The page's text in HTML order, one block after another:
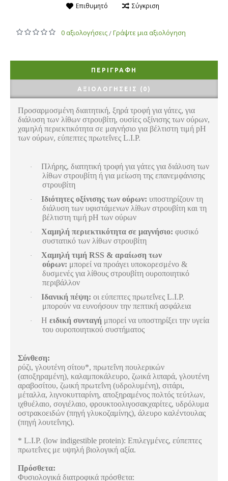
Επιθυμητό Σύγκριση
0 αξιολογήσεις/Γράψτε μια αξιολόγηση
ΠΕΡΙΓΡΑΦΉ
ΑΞΙΟΛΟΓΉΣΕΙΣ (0)
Προσαρμοσμένη διαιτητική, ξηρά τροφή για γάτες, για
διάλυση των λίθων στρουβίτη, ουσίες οξίνισης των ούρων,
χαμηλή περιεκτικότητα σε μαγνήσιο για βέλτιστη τιμή pH
των ούρων, εύπεπτες πρωτεΐνες L.I.P.
·
Πλήρης, διατητική τροφή για γάτες για διάλυση των
λίθων στρουβίτη ή για μείωση της επανεμφάνισης
στρουβίτη
· Ιδιότητες οξίνισης των ούρων: υποστηρίζουν τη
διάλυση των υφιστάμενων λίθων στρουβίτη και τη
βέλτιστη τιμή pH των ούρων
· Χαμηλή περιεκτικότητα σε μαγνήσιο: φυσικό
συστατικό των λίθων στρουβίτη
·
Χαμηλή τιμή RSS & αραίωση των
ούρων: μπορεί να προάγει υποκορεσμένο &
δυσμενές για λίθους στρουβίτη ουροποιητικό
περιβάλλον
· Ιδανική πέψη: οι εύπεπτες πρωτεΐνες L.I.P.
μπορούν να ευνοήσουν την πεπτική ασφάλεια
· Η ειδική συνταγή μπορεί να υποστηρίξει την υγεία
του ουροποιητικού συστήματος
Σύνθεση:
ρύζι, γλουτένη σίτου*, πρωτεΐνη πουλερικών
(αποξηραμένη), καλαμποκάλευρο, ζωικά λιπαρά, γλουτένη
αραβοσίτου, ζωική πρωτεΐνη (υδρολυμένη), σιτάρι,
μέταλλα, λιγνοκυτταρίνη, αποξηραμένος πολτός τεύτλων,
ιχθυέλαιο, σογιέλαιο, φρουκτοολιγοσακχαρίτες, υδρόλυμα
οστρακοειδών (πηγή γλυκοζαμίνης), άλευρο καλέντουλας
(πηγή λουτεΐνης).
* L.I.P. (low indigestible protein): Επιλεγμένες, εύπεπτες
πρωτεΐνες με υψηλή βιολογική αξία.
Πρόσθετα:
Φυσιολογικά διατροφικά πρόσθετα: